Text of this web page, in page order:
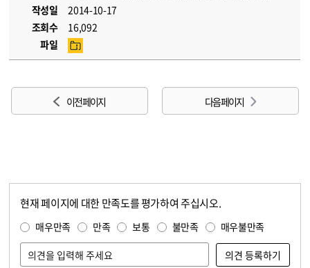
작성일
2014-10-17
조회수
16,092
파일
이전 페이지 다음 페이지
현재 페이지에 대한 만족도를 평가하여 주십시오.
매우만족 만족 보통 불만족 매우불만족